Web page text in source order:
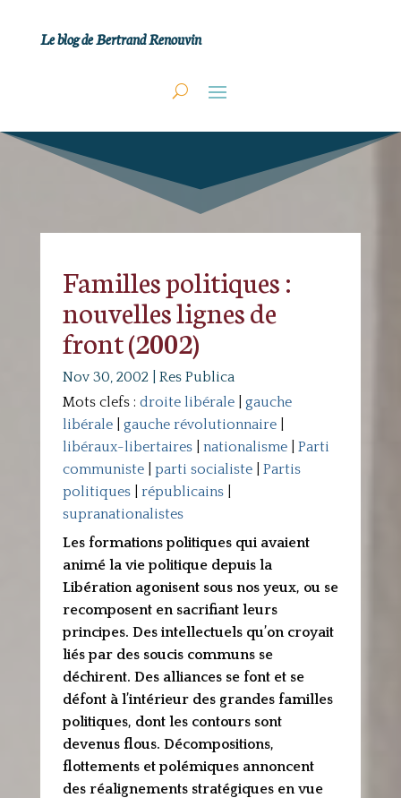
Le blog de Bertrand Renouvin
Familles politiques :
nouvelles lignes de
front (2002)
Nov 30, 2002| Res Publica
Mots clefs : droite libérale| gauche
libérale| gauche révolutionnaire|
libéraux-libertaires| nationalisme| Parti
communiste| parti socialiste| Partis
politiques| républicains|
supranationalistes
Les formations politiques qui avaient
animé la vie politique depuis la
Libération agonisent sous nos yeux, ou se
recomposent en sacrifiant leurs
principes. Des intellectuels qu’on croyait
liés par des soucis communs se
déchirent. Des alliances se font et se
défont à l’intérieur des grandes familles
politiques, dont les contours sont
devenus flous. Décompositions,
flottements et polémiques annoncent
des réalignements stratégiques en vue